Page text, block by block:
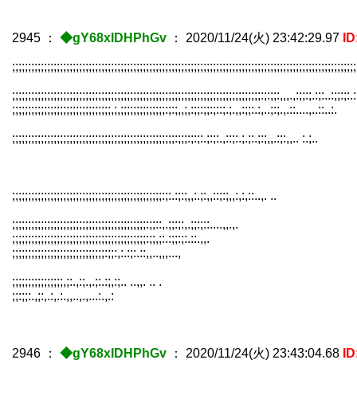
2945 ： ◆gY68xIDHPhGv ： 2020/11/24(火) 23:42:29.97
;;;;;;;;;;;;;;;;;;;;;;;;;;;;;;;;;;;;;;;;;;;;;;;;;;;:;;;:;:;:.;:;:.,::;:.;.;:.;:;,,.:;:,,.. :.;..
;;;;;;;;;;;;;;;;;;;;;;;;;;;;;;;;;;;;;;;;;;;;;;;:;:.:;:;,,:.;:,,::;:;,,:,:,::..,. ..
;;;;;;;;;;;;;;;;;;;;;;;;;;;;;;;;;;;;;;;;;;:;;::,.;;:;:,.;;:;::....,,.,.
;;;;;;;;;;;;;;;;;;;;;;;;;;;;;;;;;;;;;;;;;;:;;,;:.:;;:;:.::.,,.
;;;;;;;;;;;;;;;;;;;;;;;;;;;;;:;;:,:.:;:.::,,..,,,...,
;;;;;;;;;;;;;;;;,;:.,:;.,.;:.:;,:;.. ..,,. .. .
;;:;;:.,;:,.:,.:.,,..,.,...:.,.:
2946 ： ◆gY68xIDHPhGv ： 2020/11/24(火) 23:43:04.68